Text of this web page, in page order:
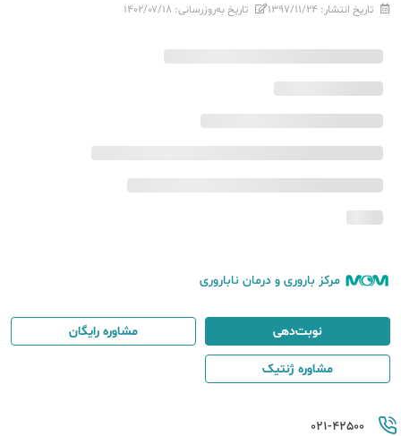
تاریخ انتشار: ۱۳۹۷/۱۱/۲۴ تاریخ به‌روزرسانی: ۱۴۰۲/۰۷/۱۸
مرکز باروری و درمان ناباروری
021-42500
نوبت‌دهی مشاوره رایگان
مشاوره ژنتیک